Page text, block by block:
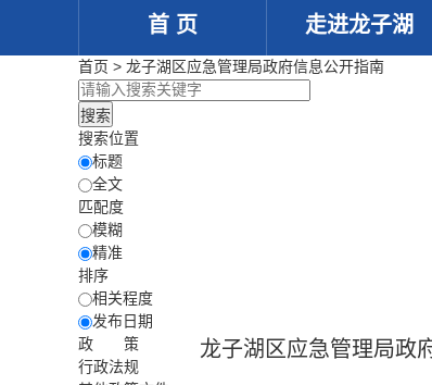
首 页 走进龙子湖
首页 > 龙子湖区应急管理局政府信息公开指南
搜索位置
标题
全文
匹配度
模糊
精准
排序
相关程度
发布日期
政 策
行政法规
龙子湖区应急管理局政